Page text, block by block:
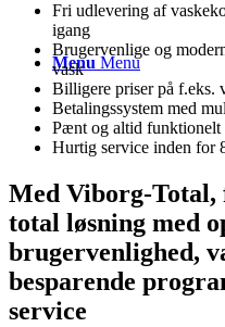
Menu Menu
Fri udlevering af
igang
Brugervenlige og
vask
Billigere priser på f.eks.
Betalingssystem med
Pænt og altid funktionelt
Hurtig service inden for
Med Viborg-Total,
total løsning med
brugervenlighed,
besparende
service